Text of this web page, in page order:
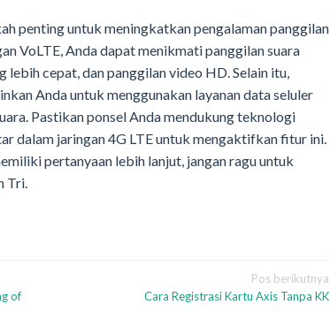
penting untuk meningkatkan pengalaman panggilan
VoLTE, Anda dapat menikmati panggilan suara
lebih cepat, dan panggilan video HD. Selain itu,
Anda untuk menggunakan layanan data seluler
Pastikan ponsel Anda mendukung teknologi
dalam jaringan 4G LTE untuk mengaktifkan fitur ini.
pertanyaan lebih lanjut, jangan ragu untuk
Tri.
of
Pos berikutnya
Cara Registrasi Kartu Axis Tanpa KK